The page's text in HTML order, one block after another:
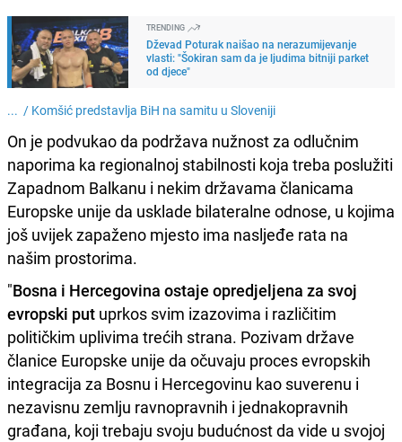
TRENDING
Dževad Poturak naišao na nerazumijevanje
vlasti: "Šokiran sam da je ljudima bitniji parket
od djece"
... / Komšić predstavlja BiH na samitu u Sloveniji
On je podvukao da podržava nužnost za odlučnim
naporima ka regionalnoj stabilnosti koja treba poslužiti
Zapadnom Balkanu i nekim državama članicama
Europske unije da usklade bilateralne odnose, u kojima
još uvijek zapaženo mjesto ima nasljeđe rata na
našim prostorima.
"Bosna i Hercegovina ostaje opredjeljena za svoj
evropski put uprkos svim izazovima i različitim
političkim uplivima trećih strana. Pozivam države
članice Europske unije da očuvaju proces evropskih
integracija za Bosnu i Hercegovinu kao suverenu i
nezavisnu zemlju ravnopravnih i jednakopravnih
građana, koji trebaju svoju budućnost da vide u svojoj